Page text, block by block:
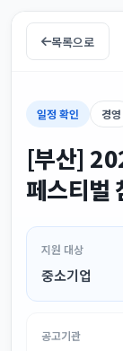
목록으로
일정 확인 경영
[부산]
페스티벌
지원 대상
중소기업
공고기관